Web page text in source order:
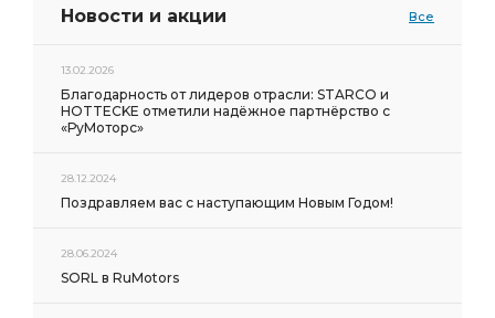
Новости и акции Все
13.02.2026
Благодарность от лидеров отрасли: STARCO и
HOTTECKE отметили надёжное партнёрство с
«РуМоторс»
28.12.2024
Поздравляем вас с наступающим Новым Годом!
28.06.2024
SORL в RuMotors